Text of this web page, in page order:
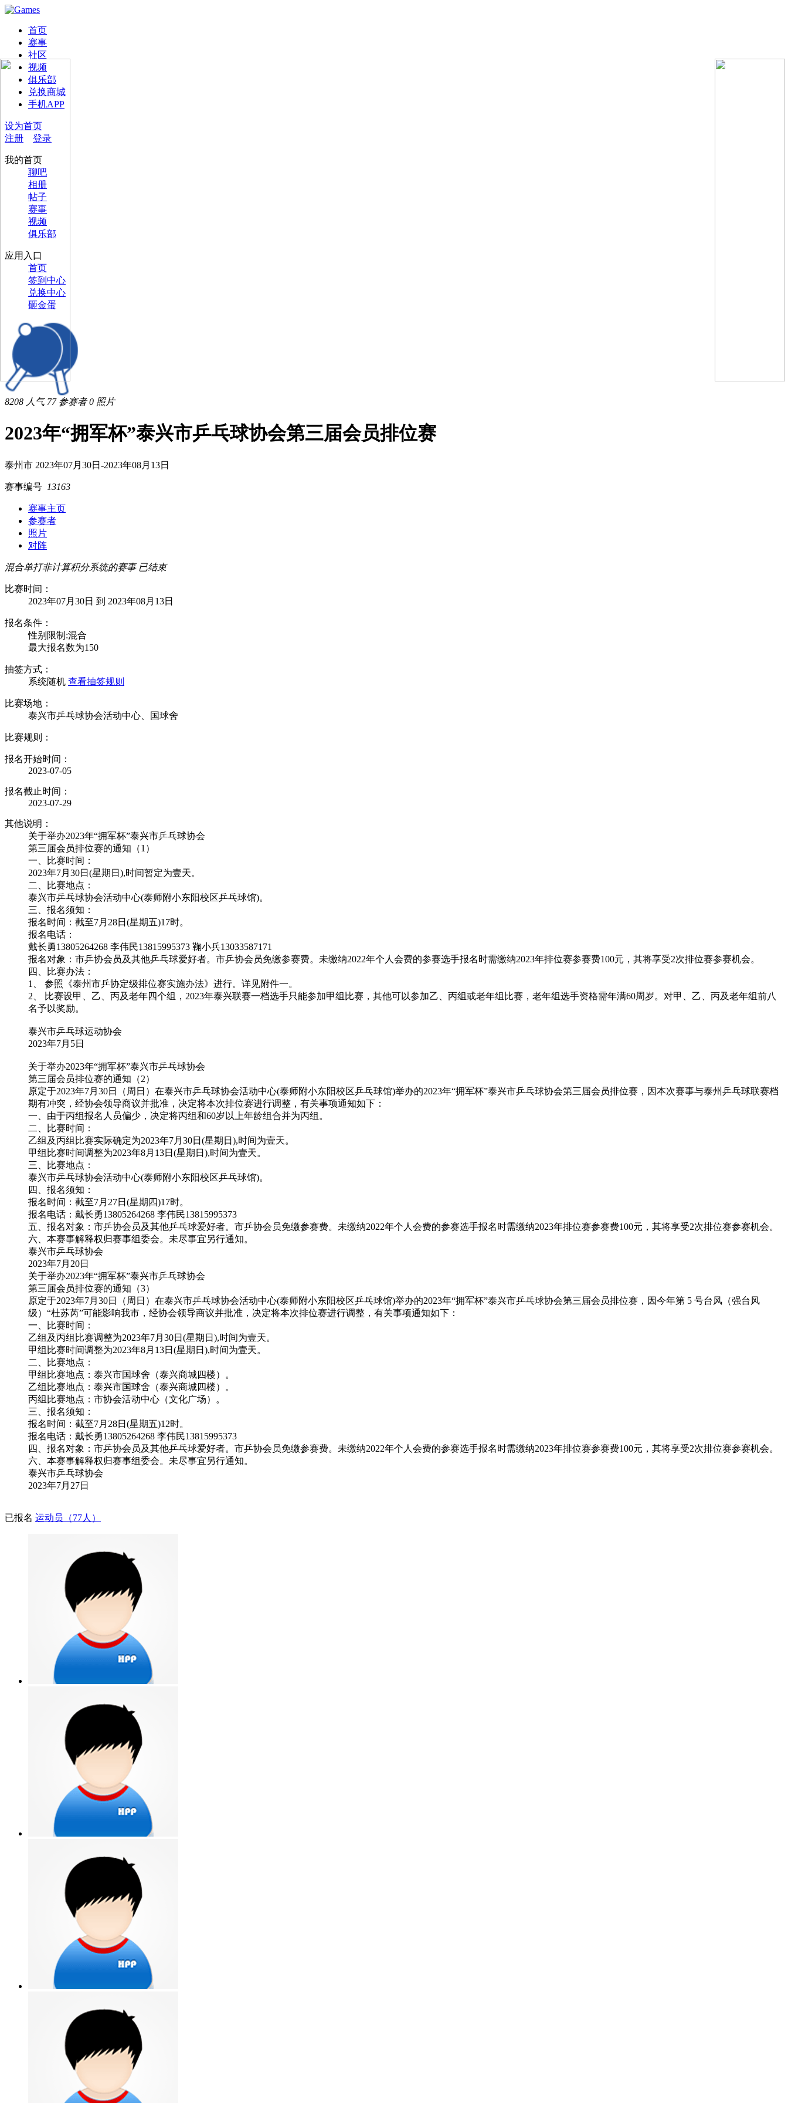
首页
赛事
社区
视频
俱乐部
兑换商城
手机APP
设为首页
注册
登录
我的首页
聊吧
相册
帖子
赛事
视频
俱乐部
应用入口
首页
签到中心
兑换中心
砸金蛋
8208 人气 77 参赛者 0 照片
2023年“拥军杯”泰兴市乒乓球协会第三届会员排位赛
泰州市 2023年07月30日-2023年08月13日
赛事编号 13163
赛事主页
参赛者
照片
对阵
混合单打非计算积分系统的赛事 已结束
比赛时间：
2023年07月30日 到 2023年08月13日
报名条件：
性别限制:混合
最大报名数为150
抽签方式：
系统随机 查看抽签规则
比赛场地：
泰兴市乒乓球协会活动中心、国球舍
比赛规则：
报名开始时间：
2023-07-05
报名截止时间：
2023-07-29
其他说明：
关于举办2023年“拥军杯”泰兴市乒乓球协会
第三届会员排位赛的通知（1）
一、比赛时间：
2023年7月30日(星期日),时间暂定为壹天。
二、比赛地点：
泰兴市乒乓球协会活动中心(泰师附小东阳校区乒乓球馆)。
三、报名须知：
报名时间：截至7月28日(星期五)17时。
报名电话：
戴长勇13805264268 李伟民13815995373 鞠小兵13033587171
报名对象：市乒协会员及其他乒乓球爱好者。市乒协会员免缴参赛费。未缴纳2022年个人会费的参赛选手报名时需缴纳2023年排位赛参赛费100元，其将享受2次排位赛参赛机会。
四、比赛办法：
1、 参照《泰州市乒协定级排位赛实施办法》进行。详见附件一。
2、 比赛设甲、乙、丙及老年四个组，2023年泰兴联赛一档选手只能参加甲组比赛，其他可以参加乙、丙组或老年组比赛，老年组选手资格需年满60周岁。对甲、乙、丙及老年组前八
名予以奖励。
泰兴市乒乓球运动协会
2023年7月5日
关于举办2023年“拥军杯”泰兴市乒乓球协会
第三届会员排位赛的通知（2）
原定于2023年7月30日（周日）在泰兴市乒乓球协会活动中心(泰师附小东阳校区乒乓球馆)举办的2023年“拥军杯”泰兴市乒乓球协会第三届会员排位赛，因本次赛事与泰州乒乓球联赛档
期有冲突，经协会领导商议并批准，决定将本次排位赛进行调整，有关事项通知如下：
一、由于丙组报名人员偏少，决定将丙组和60岁以上年龄组合并为丙组。
二、比赛时间：
乙组及丙组比赛实际确定为2023年7月30日(星期日),时间为壹天。
甲组比赛时间调整为2023年8月13日(星期日),时间为壹天。
三、比赛地点：
泰兴市乒乓球协会活动中心(泰师附小东阳校区乒乓球馆)。
四、报名须知：
报名时间：截至7月27日(星期四)17时。
报名电话：戴长勇13805264268 李伟民13815995373
五、报名对象：市乒协会员及其他乒乓球爱好者。市乒协会员免缴参赛费。未缴纳2022年个人会费的参赛选手报名时需缴纳2023年排位赛参赛费100元，其将享受2次排位赛参赛机会。
六、本赛事解释权归赛事组委会。未尽事宜另行通知。
泰兴市乒乓球协会
2023年7月20日
关于举办2023年“拥军杯”泰兴市乒乓球协会
第三届会员排位赛的通知（3）
原定于2023年7月30日（周日）在泰兴市乒乓球协会活动中心(泰师附小东阳校区乒乓球馆)举办的2023年“拥军杯”泰兴市乒乓球协会第三届会员排位赛，因今年第 5 号台风（强台风
级）“杜苏芮”可能影响我市，经协会领导商议并批准，决定将本次排位赛进行调整，有关事项通知如下：
一、比赛时间：
乙组及丙组比赛调整为2023年7月30日(星期日),时间为壹天。
甲组比赛时间调整为2023年8月13日(星期日),时间为壹天。
二、比赛地点：
甲组比赛地点：泰兴市国球舍（泰兴商城四楼）。
乙组比赛地点：泰兴市国球舍（泰兴商城四楼）。
丙组比赛地点：市协会活动中心（文化广场）。
三、报名须知：
报名时间：截至7月28日(星期五)12时。
报名电话：戴长勇13805264268 李伟民13815995373
四、报名对象：市乒协会员及其他乒乓球爱好者。市乒协会员免缴参赛费。未缴纳2022年个人会费的参赛选手报名时需缴纳2023年排位赛参赛费100元，其将享受2次排位赛参赛机会。
六、本赛事解释权归赛事组委会。未尽事宜另行通知。
泰兴市乒乓球协会
2023年7月27日
已报名 运动员（77人）